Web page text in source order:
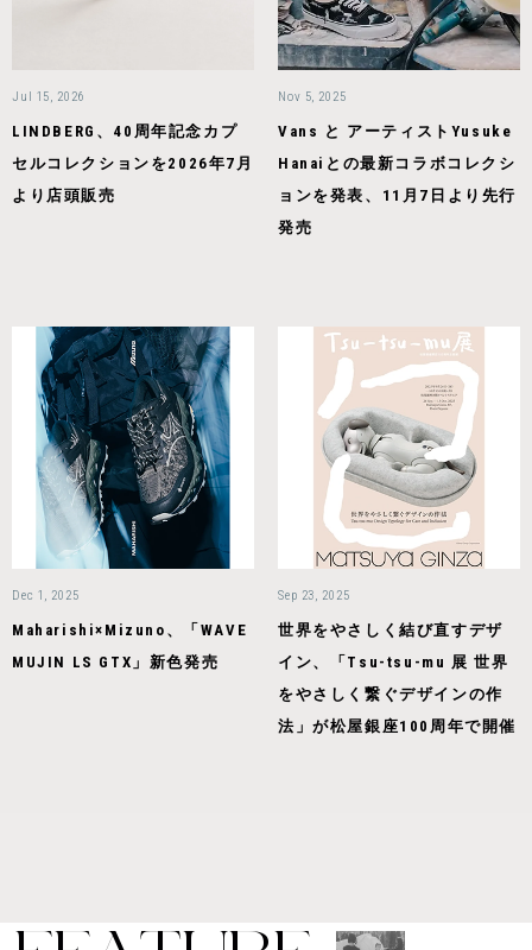
Jul 15, 2026
LINDBERG、40周年記念カプ
セルコレクションを2026年7月
より店頭販売
Nov 5, 2025
Vans と アーティストYusuke
Hanaiとの最新コラボコレクシ
ョンを発表、11月7日より先行
発売
Dec 1, 2025
Maharishi×Mizuno、「WAVE
MUJIN LS GTX」新色発売
Sep 23, 2025
世界をやさしく結び直すデザ
イン、「Tsu-tsu-mu 展 世界
をやさしく繋ぐデザインの作
法」が松屋銀座100周年で開催